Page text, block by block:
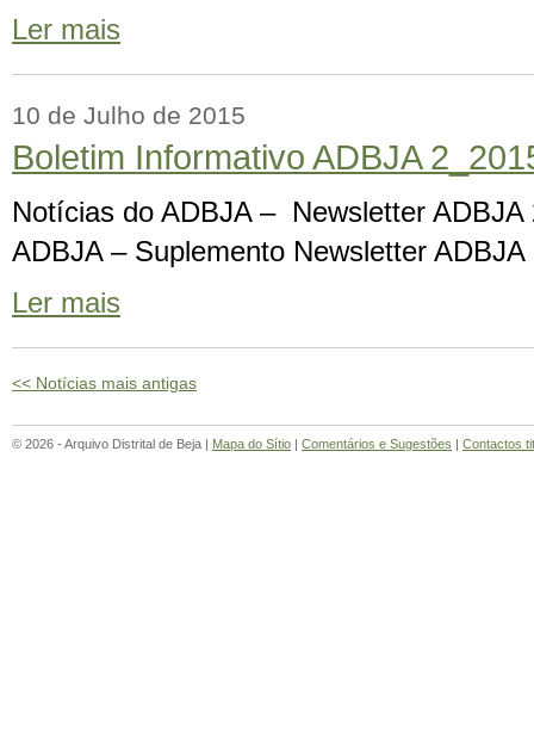
Ler mais
10 de Julho de 2015
Boletim Informativo ADBJA
Notícias do ADBJA – Newsletter ADBJA
ADBJA – Suplemento Newsletter ADBJA
Ler mais
<< Notícias mais antigas
© 2026 - Arquivo Distrital de Beja | Mapa do Sítio | Comentários e Sugestões | Contactos